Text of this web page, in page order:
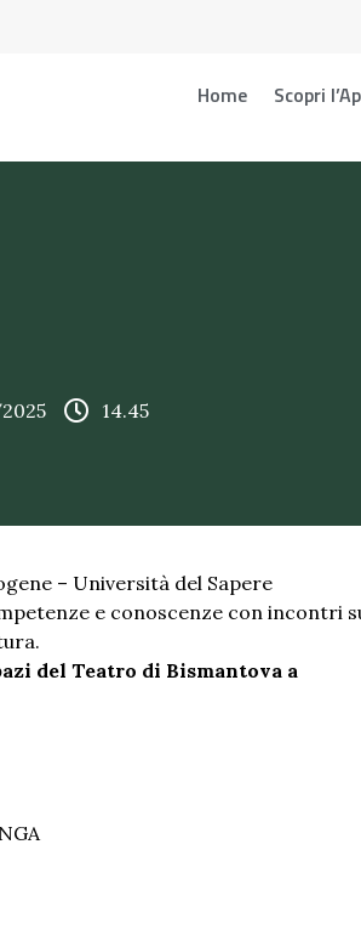
Home Scopri
14.45
– Università del Sapere
e conoscenze con incontri
del Teatro di Bismantova a